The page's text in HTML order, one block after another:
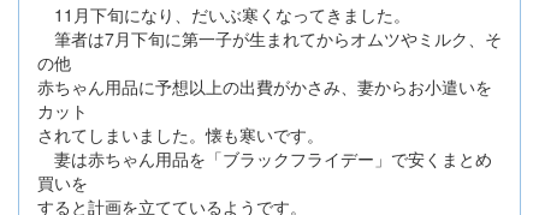
11月下旬になり、だいぶ寒くなってきました。
筆者は7月下旬に第一子が生まれてからオムツやミルク、そ
の他
赤ちゃん用品に予想以上の出費がかさみ、妻からお小遣いを
カット
されてしまいました。懐も寒いです。
妻は赤ちゃん用品を「ブラックフライデー」で安くまとめ
買いを
すると計画を立てているようです。